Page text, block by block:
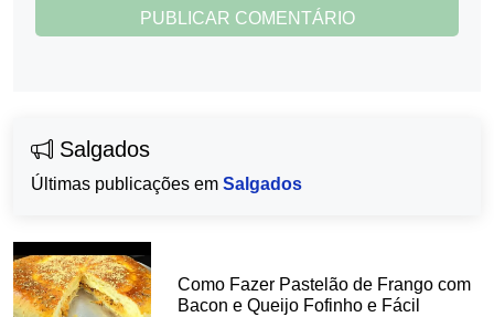
Salgados
Últimas publicações em Salgados
Como Fazer Pastelão de Frango com
Bacon e Queijo Fofinho e Fácil